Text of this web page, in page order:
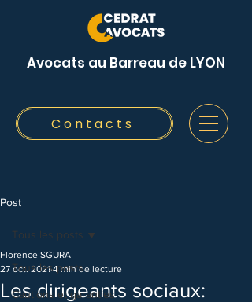
Contacts
Avocats au Barreau de LYON
Post
Tous les posts
Cautions et garanties
Tous les posts
Les dirigeants sociaux:
Florence SGURA
27 oct. 2021 4 min de lecture